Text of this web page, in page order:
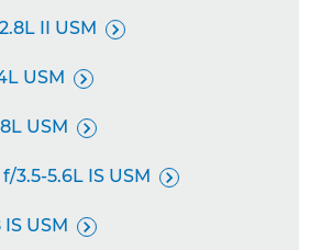
II USM 
USM 
USM 
3.5-5.6L IS USM 
USM 